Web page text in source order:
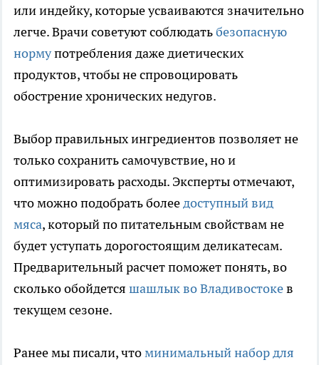
или индейку, которые усваиваются значительно
легче. Врачи советуют соблюдатьбезопасную
нормупотребления даже диетических
продуктов, чтобы не спровоцировать
обострение хронических недугов.
Выбор правильных ингредиентов позволяет не
только сохранить самочувствие, но и
оптимизировать расходы. Эксперты отмечают,
что можно подобрать болеедоступный вид
мяса, который по питательным свойствам не
будет уступать дорогостоящим деликатесам.
Предварительный расчет поможет понять, во
сколько обойдется шашлык во Владивостокев
текущем сезоне.
Ранее мы писали, чтоминимальный набор для